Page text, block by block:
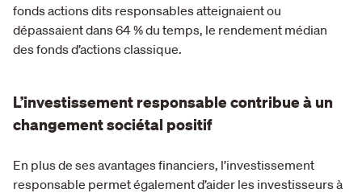
fonds actions dits responsables atteignaient ou
dépassaient dans 64 % du temps, le rendement médian
des fonds d’actions classique.
L’investissement responsable contribue à un
changement sociétal positif
En plus de ses avantages financiers, l’investissement
responsable permet également d’aider les investisseurs à